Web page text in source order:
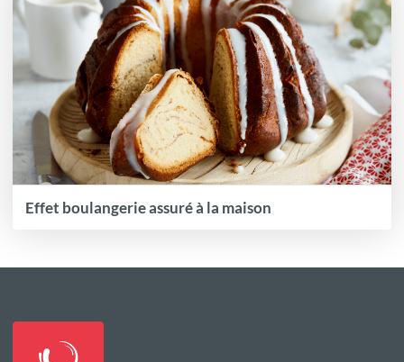
Effet boulangerie assuré à la maison